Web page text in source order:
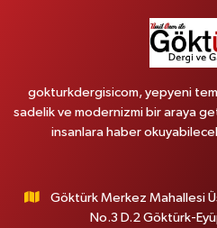
gokturkdergisicom, yepyeni
sadelik ve modernizmi bir araya
insanlara haber
Göktürk Merkez Mahallesi
No.3 D.2 Göktürk-